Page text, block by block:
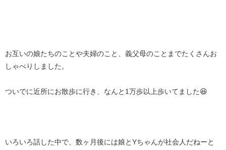
お互いの娘たちのことや夫婦のこと、義父母のことまでたくさんお
しゃべりしました。
ついでに近所にお散歩に行き、なんと1万歩以上歩いてました😆
いろいろ話した中で、数ヶ月後には娘とYちゃんが社会人だねーと